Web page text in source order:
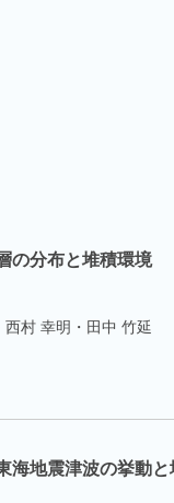
の分布と堆積環境
村 幸明・田中 竹延
海地震津波の挙動